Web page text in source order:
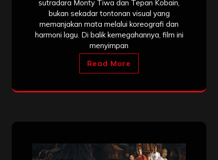
sutradara Monty Tiwa dan Tepan Kobain,
bukan sekadar tontonan visual yang
memanjakan mata melalui koreografi dan
harmoni lagu. Di balik kemegahannya, film ini
menyimpan
Read More